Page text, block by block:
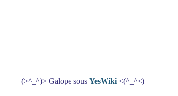
(>^_^)> Galope sous YesWiki <(^_^<)